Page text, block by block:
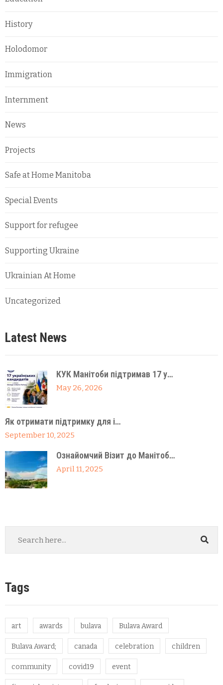
History
Holodomor
Immigration
Internment
News
Projects
Safe at Home Manitoba
Special Events
Support for refugee
Supporting Ukraine
Ukrainian At Home
Uncategorized
Latest News
КУК Манітоби підтримав 17 у…
May 26, 2026
Як отримати підтримку для і…
September 10, 2025
Ознайомчий Візит до Манітоб…
April 11, 2025
Tags
art awards bulava Bulava Award
Bulava Award; canada celebration children
community covid19 event